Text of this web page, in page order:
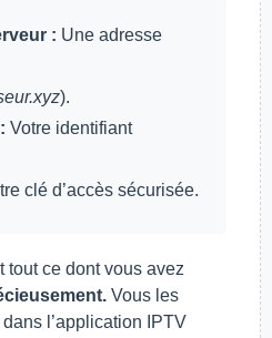
: Une adresse
).
Votre identifiant
clé d’accès sécurisée.
tout ce dont vous avez
Vous les
l’application IPTV